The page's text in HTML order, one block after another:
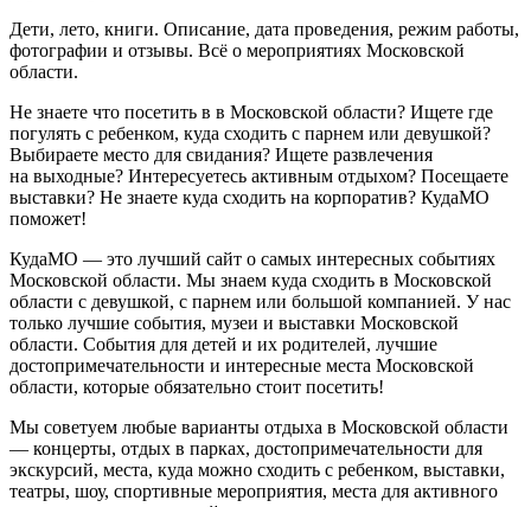
Дети, лето, книги. Описание, дата проведения, режим работы,
фотографии и отзывы. Всё о мероприятиях Московской
области.
Не знаете что посетить в в Московской области? Ищете где
погулять с ребенком, куда сходить с парнем или девушкой?
Выбираете место для свидания? Ищете развлечения
на выходные? Интересуетесь активным отдыхом? Посещаете
выставки? Не знаете куда сходить на корпоратив? КудаМО
поможет!
КудаМО — это лучший сайт о самых интересных событиях
Московской области. Мы знаем куда сходить в Московской
области с девушкой, с парнем или большой компанией. У нас
только лучшие события, музеи и выставки Московской
области. События для детей и их родителей, лучшие
достопримечательности и интересные места Московской
области, которые обязательно стоит посетить!
Мы советуем любые варианты отдыха в Московской области
— концерты, отдых в парках, достопримечательности для
экскурсий, места, куда можно сходить с ребенком, выставки,
театры, шоу, спортивные мероприятия, места для активного